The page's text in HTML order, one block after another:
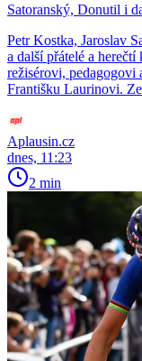
Satoranský, Donutil i
Petr Kostka, Jaroslav
a další přátelé a
režisérovi,
Františku Laurinovi.
Aplausin.cz
dnes, 11:23
2 min